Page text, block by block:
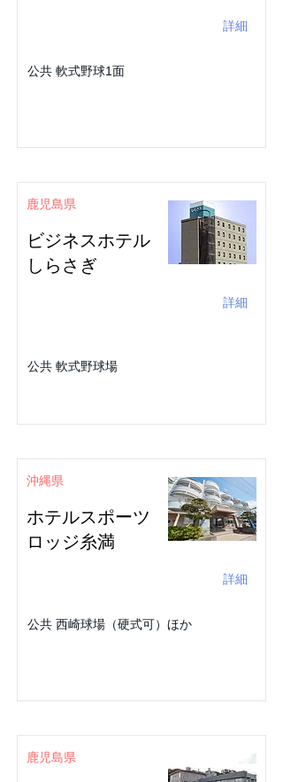
詳細
公共 軟式野球1面
鹿児島県
ビジネスホテル
しらさぎ
詳細
公共 軟式野球場
沖縄県
ホテルスポーツ
ロッジ糸満
詳細
公共 西崎球場（硬式可）ほか
鹿児島県